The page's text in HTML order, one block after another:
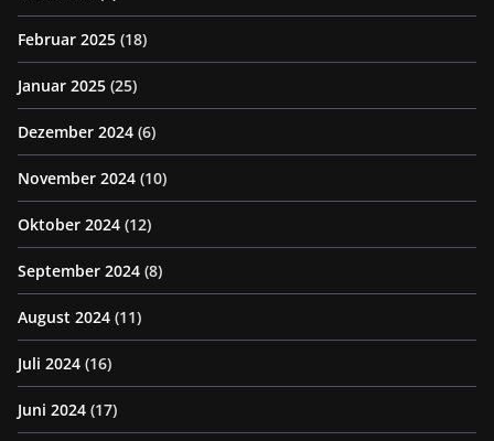
Februar 2025 (18)
Januar 2025 (25)
Dezember 2024 (6)
November 2024 (10)
Oktober 2024 (12)
September 2024 (8)
August 2024 (11)
Juli 2024 (16)
Juni 2024 (17)